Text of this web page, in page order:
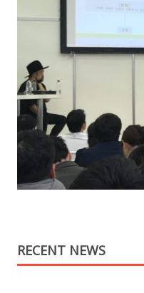
RECENT NEWS